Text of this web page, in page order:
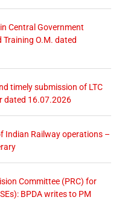
Central Government
O.M. dated
timely submission of LTC
dated 16.07.2026
Indian Railway operations –
Committee (PRC) for
BPDA writes to PM